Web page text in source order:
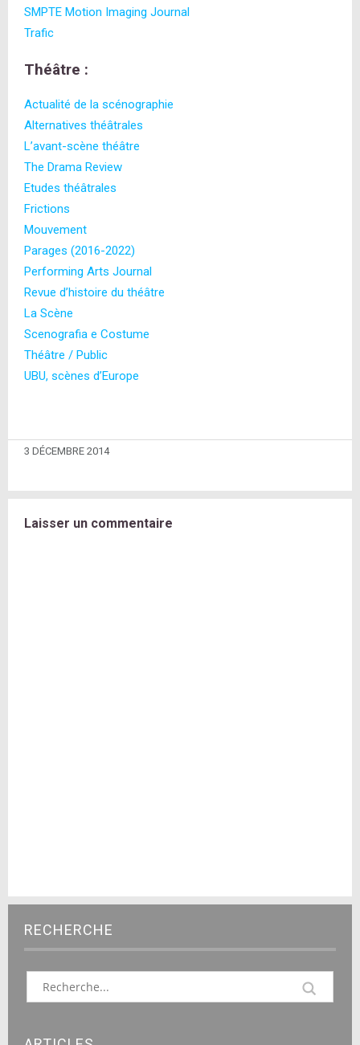
SMPTE Motion Imaging Journal
Trafic
Théâtre :
Actualité de la scénographie
Alternatives théâtrales
L’avant-scène théâtre
The Drama Review
Etudes théâtrales
Frictions
Mouvement
Parages (2016-2022)
Performing Arts Journal
Revue d’histoire du théâtre
La Scène
Scenografia e Costume
Théâtre / Public
UBU, scènes d’Europe
3 DÉCEMBRE 2014
Laisser un commentaire
RECHERCHE